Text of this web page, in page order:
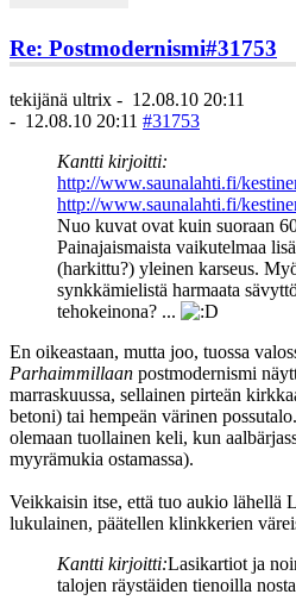
Re: Postmodernismi#31753
tekijänä ultrix - 12.08.10 20:11
- 12.08.10 20:11 #31753
Kantti kirjoitti:
http://www.saunalahti.fi/
http://www.saunalahti.fi/
Nuo kuvat ovat kuin suoraan
Painajaismaista vaikutelmaa
(harkittu?) yleinen karseus.
synkkämielistä harmaata
tehokeinona? ...
En oikeastaan, mutta joo, tuossa
Parhaimmillaan postmodernismi
marraskuussa, sellainen pirteän
betoni) tai hempeän värinen
olemaan tuollainen keli, kun
myyrämukia ostamassa).
Veikkaisin itse, että tuo aukio lähellä
lukulainen, päätellen klinkkerien
Kantti kirjoitti:Lasikartiot ja
talojen räystäiden tienoilla